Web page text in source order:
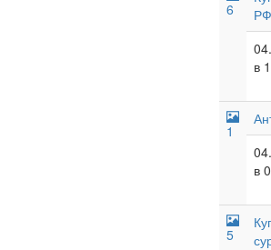
6
РФ
в
1
в
5